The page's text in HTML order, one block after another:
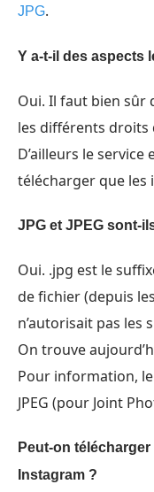
JPG.
Y a-t-il des aspects
Oui. Il faut bien sûr
les différents droits
D’ailleurs le service
télécharger que les
JPG et JPEG sont-
Oui. .jpg est le
de fichier (depuis
n’autorisait pas les
On trouve
Pour information,
JPEG (pour Joint
Peut-on
Instagram ?